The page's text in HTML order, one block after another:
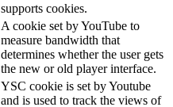
supports cookies.
A cookie set by YouTube to
measure bandwidth that
determines whether the user gets
the new or old player interface.
YSC cookie is set by Youtube
and is used to track the views of